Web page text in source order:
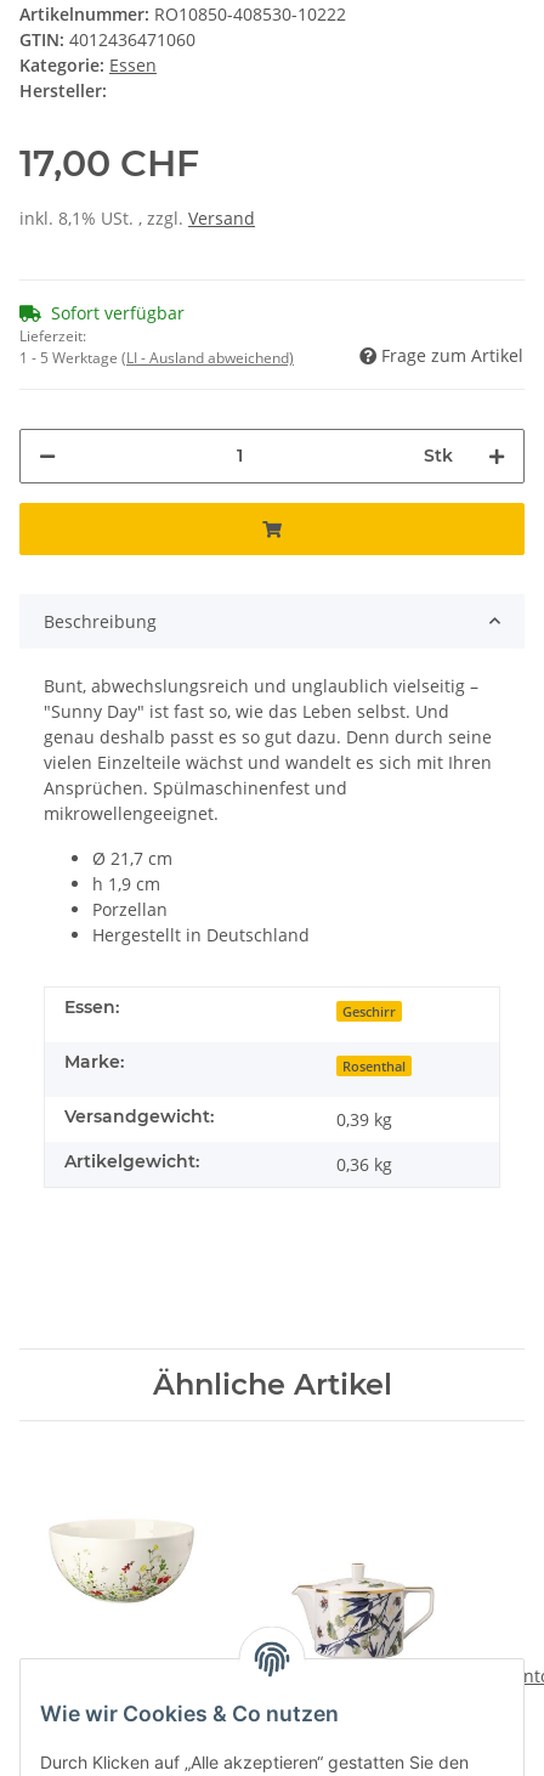
Artikelnummer: RO10850-408530-10222
GTIN: 4012436471060
Kategorie: Essen
Hersteller:
17,00 CHF
inkl. 8,1% USt. , zzgl. Versand
Sofort verfügbar
Lieferzeit:
1 - 5 Werktage (LI - Ausland abweichend) Frage zum Artikel
Stk
Beschreibung
Bunt, abwechslungsreich und unglaublich vielseitig –
"Sunny Day" ist fast so, wie das Leben selbst. Und
genau deshalb passt es so gut dazu. Denn durch seine
vielen Einzelteile wächst und wandelt es sich mit Ihren
Ansprüchen. Spülmaschinenfest und
mikrowellengeeignet.
Ø 21,7 cm
h 1,9 cm
Porzellan
Hergestellt in Deutschland
Essen: Geschirr
Marke: Rosenthal
Versandgewicht: 0,39 kg
Artikelgewicht: 0,36 kg
Ähnliche Artikel
Schuessel 26 cm
128,00 CHF*
362,00 CHF
Wie wir Cookies & Co nutzen
Durch Klicken auf „Alle akzeptieren“ gestatten Sie den